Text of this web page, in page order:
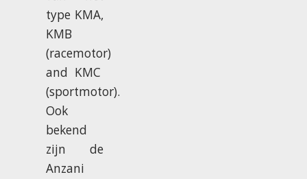
type KMA,
KMB
(racemotor)
and KMC
(sportmotor).
Ook
bekend
zijn de
Anzani